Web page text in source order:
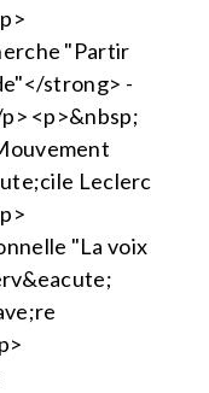
"Partir
strong> -
<p>&nbsp;
Leclerc
"La voix